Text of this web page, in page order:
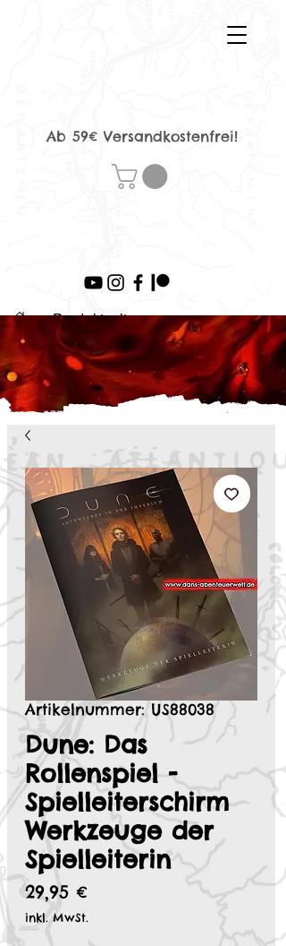
Ab 59€ Versandkostenfrei!
> Produktseite
Artikelnummer: US88038
Dune: Das
Rollenspiel -
Spielleiterschirm
Werkzeuge der
Spielleiterin
29,95 €
inkl. MwSt.